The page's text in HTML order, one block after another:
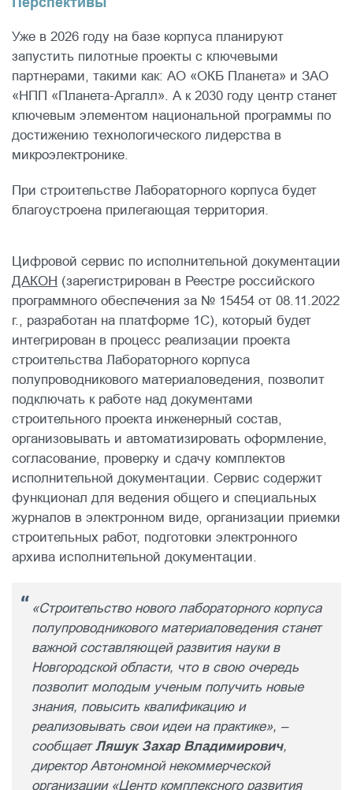
Уже в 2026 году на базе корпуса планируют
запустить пилотные проекты с ключевыми
партнерами, такими как: АО «ОКБ Планета» и ЗАО
«НПП «Планета-Аргалл». А к 2030 году центр станет
ключевым элементом национальной программы по
достижению технологического лидерства в
микроэлектронике.
При строительстве Лабораторного корпуса будет
благоустроена прилегающая территория.
Цифровой сервис по исполнительной документации
ДАКОН (зарегистрирован в Реестре российского
программного обеспечения за № 15454 от 08.11.2022
г., разработан на платформе 1С), который будет
интегрирован в процесс реализации проекта
строительства Лабораторного корпуса
полупроводникового материаловедения, позволит
подключать к работе над документами
строительного проекта инженерный состав,
организовывать и автоматизировать оформление,
согласование, проверку и сдачу комплектов
исполнительной документации. Сервис содержит
функционал для ведения общего и специальных
журналов в электронном виде, организации приемки
строительных работ, подготовки электронного
архива исполнительной документации.
«Строительство нового лабораторного корпуса
полупроводникового материаловедения станет
важной составляющей развития науки в
Новгородской области, что в свою очередь
позволит молодым ученым получить новые
знания, повысить квалификацию и
реализовывать свои идеи на практике», –
сообщаетЛяшук Захар Владимирович,
директор Автономной некоммерческой
организации «Центр комплексного развития